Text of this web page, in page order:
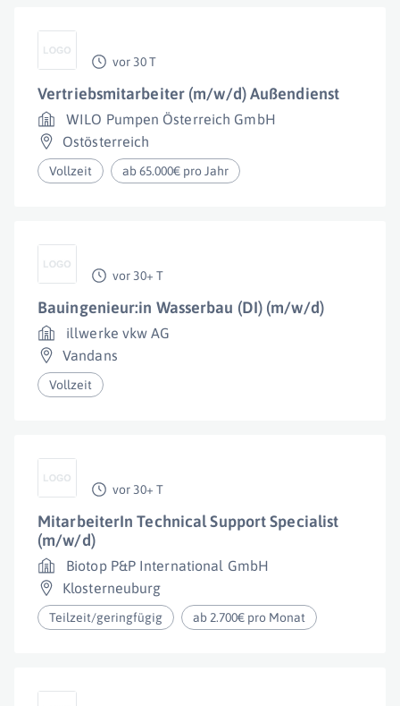
vor 30 T
Vertriebsmitarbeiter (m/w/d) Außendienst
WILO Pumpen Österreich GmbH
Ostösterreich
Vollzeit ab 65.000€ pro Jahr
vor 30+ T
Bauingenieur:in Wasserbau (DI) (m/w/d)
illwerke vkw AG
Vandans
Vollzeit
vor 30+ T
MitarbeiterIn Technical Support Specialist
(m/w/d)
Biotop P&P International GmbH
Klosterneuburg
Teilzeit/geringfügig ab 2.700€ pro Monat